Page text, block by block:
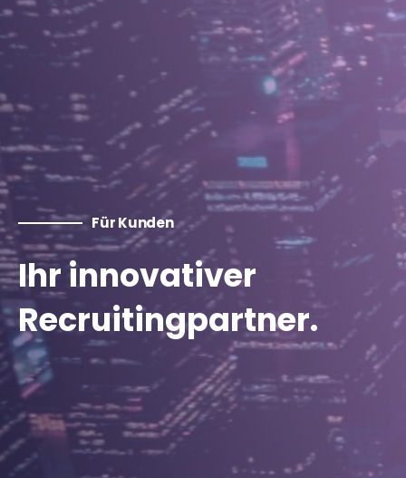
Für Kunden
Ihr innovativer
Recruiting­partner.